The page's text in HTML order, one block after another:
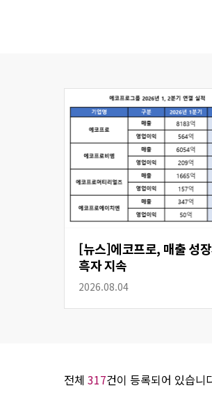
[뉴스]에코프로, 매출 성
흑자 지속
2026.08.04
전체 317건이 등록되어 있습니